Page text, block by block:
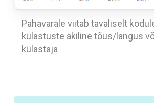
Pahavarale viitab tavaliselt
külastuste äkiline tõus/langus
külastaja